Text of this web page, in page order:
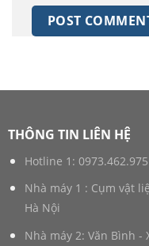
THÔNG TIN LIÊN HỆ
Hotline 1: 0973.462.975
Nhà máy 1 : Cụm vật
Hà Nội
Nhà máy 2: Văn Bình -